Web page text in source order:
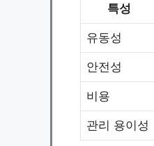
특성
유동성
안전성
비용
관리 용이성